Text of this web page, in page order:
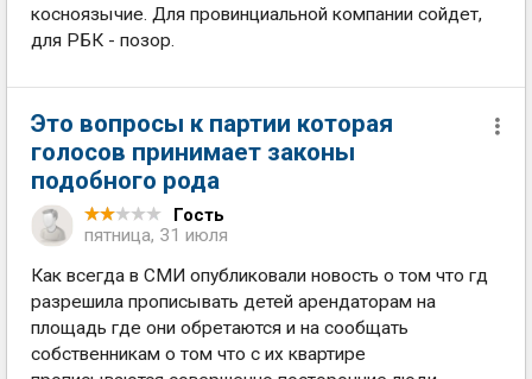
косноязычие. Для провинциальной компании сойдет,
для РБК - позор.
Это вопросы к партии которая
голосов принимает законы
подобного рода
Гость
пятница, 31 июля
Как всегда в СМИ опубликовали новость о том что гд
разрешила прописывать детей арендаторам на
площадь где они обретаются и на сообщать
собственникам о том что с их квартире